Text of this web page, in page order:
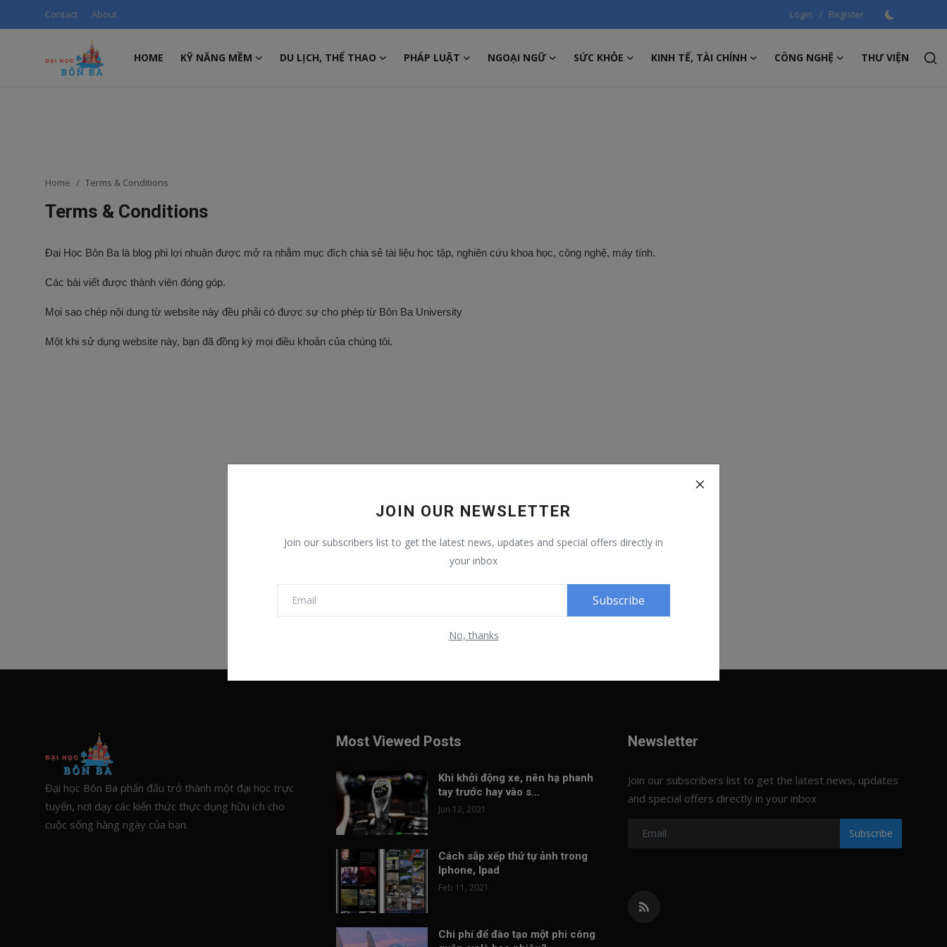
Contact About Login / Register
HOME KỸ NĂNG MỀM DU LỊCH, THỂ THAO PHÁP LUẬT NGOẠI NGỮ SỨC KHỎE KINH TẾ, TÀI CHÍNH CÔNG NGHỆ
THƯ VIỆN
Login
Kỹ năng mềm
Sức khỏe
JOIN OUR NEWSLETTER
Join our subscribers list to get the latest news, updates and special offers directly in
your inbox
Subscribe
No, thanks
Home Terms & Conditions
Terms & Conditions
Đại Học Bôn Ba là blog phi lợi nhuận được mở ra nhằm mục đích chia sẻ tài liệu học tập, nghiên cứu khoa học, công nghệ, máy tính.
Các bài viết được thành viên đóng góp.
Mọi sao chép nội dung từ website này đều phải có được sự cho phép từ Bôn Ba University
Một khi sử dụng website này, bạn đã đồng ký mọi điều khoản của chúng tôi.
Đại học Bôn Ba phấn đấu trở thành một đại học trực
tuyến, nơi dạy các kiến thức thực dụng hữu ích cho
cuộc sống hàng ngày của bạn.
Most Viewed Posts
Khi khởi động xe, nên hạ phanh
tay trước hay vào s...
Jun 12, 2021
Cách sắp xếp thứ tự ảnh trong
Iphone, Ipad
Feb 11, 2021
Chi phí để đào tạo một phi công
Newsletter
Join our subscribers list to get the latest news, updates
and special offers directly in your inbox
Subscribe